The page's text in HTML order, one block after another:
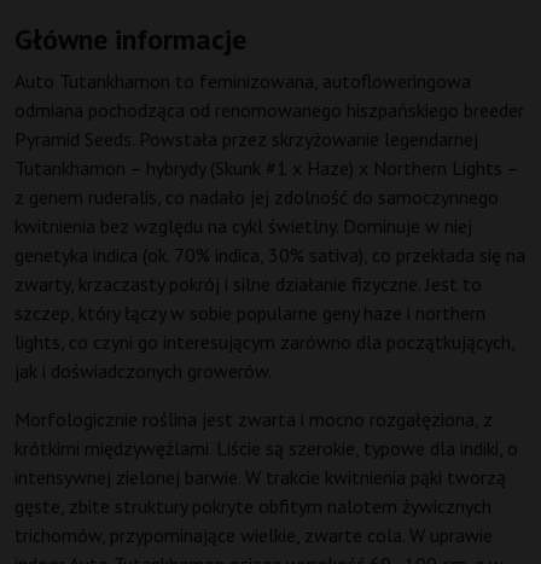
Główne informacje
Auto Tutankhamon to feminizowana, autofloweringowa
odmiana pochodząca od renomowanego hiszpańskiego breeder
Pyramid Seeds. Powstała przez skrzyżowanie legendarnej
Tutankhamon – hybrydy (Skunk #1 x Haze) x Northern Lights –
z genem ruderalis, co nadało jej zdolność do samoczynnego
kwitnienia bez względu na cykl świetlny. Dominuje w niej
genetyka indica (ok. 70% indica, 30% sativa), co przekłada się na
zwarty, krzaczasty pokrój i silne działanie fizyczne. Jest to
szczep, który łączy w sobie popularne geny haze i northern
lights, co czyni go interesującym zarówno dla początkujących,
jak i doświadczonych growerów.
Morfologicznie roślina jest zwarta i mocno rozgałęziona, z
krótkimi międzywęźlami. Liście są szerokie, typowe dla indiki, o
intensywnej zielonej barwie. W trakcie kwitnienia pąki tworzą
gęste, zbite struktury pokryte obfitym nalotem żywicznych
trichomów, przypominające wielkie, zwarte cola. W uprawie